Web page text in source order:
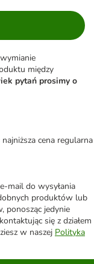
między
pytań prosimy o
cena regularna
mail do wysyłania
produktów lub
ponosząc jedynie
się z działem
w naszej Polityka